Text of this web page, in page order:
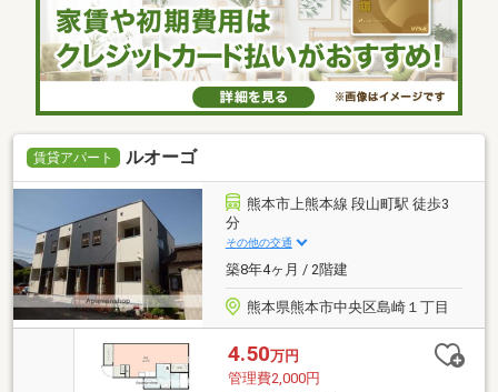
賃貸アパート ルオーゴ
熊本市上熊本線 段山町駅 徒歩3
分
その他の交通
築8年4ヶ月 / 2階建
熊本県熊本市中央区島崎１丁目
4.50万円
管理費2,000円